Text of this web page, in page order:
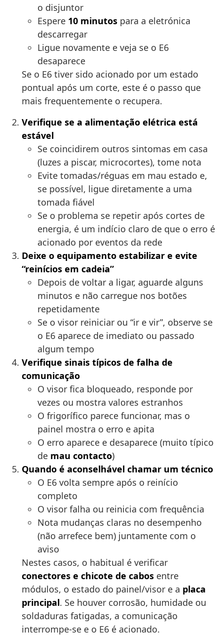
o disjuntor
Espere 10 minutos para a eletrónica
descarregar
Ligue novamente e veja se o E6
desaparece
Se o E6 tiver sido acionado por um estado
pontual após um corte, este é o passo que
mais frequentemente o recupera.
Verifique se a alimentação elétrica está
estável
Se coincidirem outros sintomas em casa
(luzes a piscar, microcortes), tome nota
Evite tomadas/réguas em mau estado e,
se possível, ligue diretamente a uma
tomada fiável
Se o problema se repetir após cortes de
energia, é um indício claro de que o erro é
acionado por eventos da rede
Deixe o equipamento estabilizar e evite
“reinícios em cadeia”
Depois de voltar a ligar, aguarde alguns
minutos e não carregue nos botões
repetidamente
Se o visor reiniciar ou “ir e vir”, observe se
o E6 aparece de imediato ou passado
algum tempo
Verifique sinais típicos de falha de
comunicação
O visor fica bloqueado, responde por
vezes ou mostra valores estranhos
O frigorífico parece funcionar, mas o
painel mostra o erro e apita
O erro aparece e desaparece (muito típico
de mau contacto)
Quando é aconselhável chamar um técnico
O E6 volta sempre após o reinício
completo
O visor falha ou reinicia com frequência
Nota mudanças claras no desempenho
(não arrefece bem) juntamente com o
aviso
Nestes casos, o habitual é verificar
conectores e chicote de cabos entre
módulos, o estado do painel/visor e a placa
principal. Se houver corrosão, humidade ou
soldaduras fatigadas, a comunicação
interrompe-se e o E6 é acionado.